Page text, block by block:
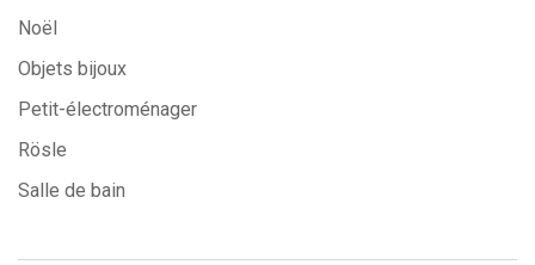
Noël
Objets bijoux
Petit-électroménager
Rösle
Salle de bain